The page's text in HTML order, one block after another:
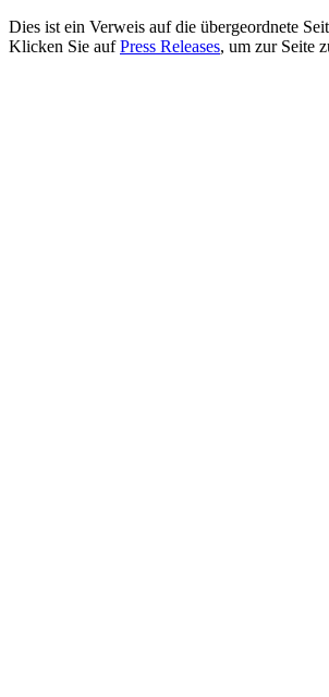
Dies ist ein Verweis auf die übergeordnete
Klicken Sie aufPress Releases, um zur Seite